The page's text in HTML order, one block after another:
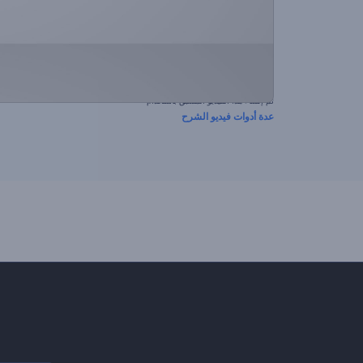
تم إنشاء هذا الفيديو المسبق باستخدام
عدة أدوات فيديو الشرح